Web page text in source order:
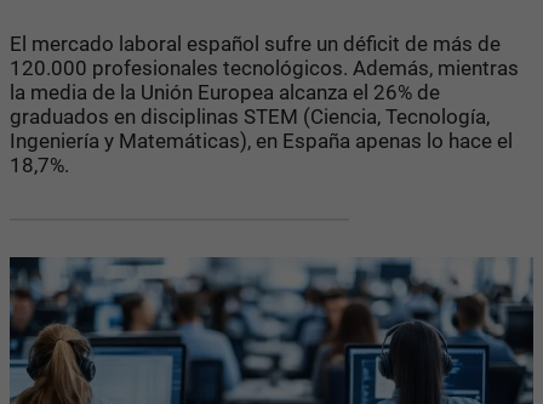
El mercado laboral español sufre un déficit de más de
120.000 profesionales tecnológicos. Además, mientras
la media de la Unión Europea alcanza el 26% de
graduados en disciplinas STEM (Ciencia, Tecnología,
Ingeniería y Matemáticas), en España apenas lo hace el
18,7%.